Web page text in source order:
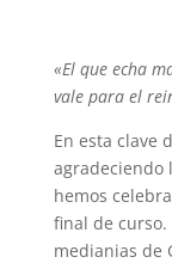
«El que echa
vale para el
En esta clave
agradeciendo
hemos
final de
medianias de